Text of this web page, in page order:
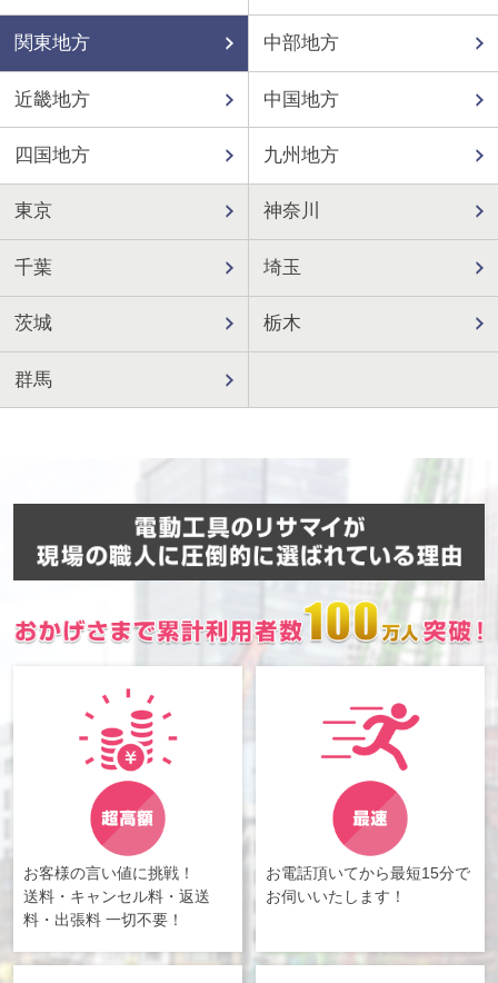
関東地方 中部地方
近畿地方 中国地方
四国地方 九州地方
東京 神奈川
千葉 埼玉
茨城 栃木
群馬
お客様の言い値に挑戦！
送料・キャンセル料・返送
料・出張料 一切不要！
お電話頂いてから最短15分で
お伺いいたします！